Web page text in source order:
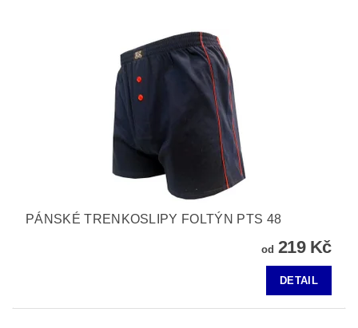
PÁNSKÉ TRENKOSLIPY FOLTÝN PTS 48
od 219 Kč
DETAIL